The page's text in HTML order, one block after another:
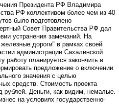
Президента РФ Владимира
РФ коллективом более чем из 40
было подготовлено
Совет Правительства РФ дал
устранения замечаний. На
дороги" в рамках своей
администрации Сахалинской
работу планируется закончить в
предложение о включении
значения с целью
средств. Стоимость проекта
Деньги, как видим, немалые.
на условиях государственно-